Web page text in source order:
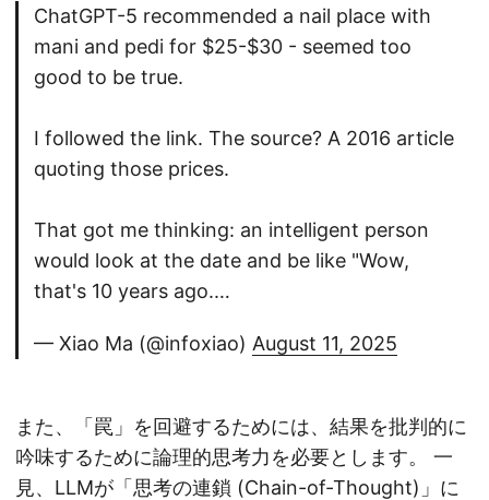
ChatGPT-5 recommended a nail place with
mani and pedi for $25-$30 - seemed too
good to be true.
I followed the link. The source? A 2016 article
quoting those prices.
That got me thinking: an intelligent person
would look at the date and be like "Wow,
that's 10 years ago.…
— Xiao Ma (@infoxiao) August 11, 2025
また、「罠」を回避するためには、結果を批判的に
吟味するために論理的思考力を必要とします。 一
見、LLMが「思考の連鎖 (Chain-of-Thought)」に